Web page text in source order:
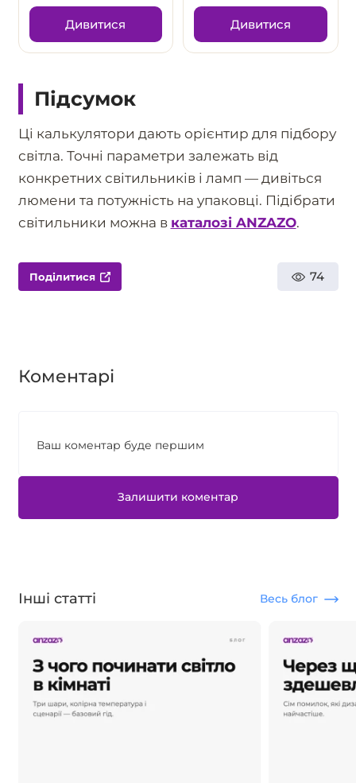
Дивитися Дивитися
Підсумок
Ці калькулятори дають орієнтир для підбору
світла. Точні параметри залежать від
конкретних світильників і ламп — дивіться
люмени та потужність на упаковці. Підібрати
світильники можна в каталозі ANZAZO.
Поділитися 74
Коментарі
Ваш коментар буде першим
Залишити коментар
Інші статті Весь блог